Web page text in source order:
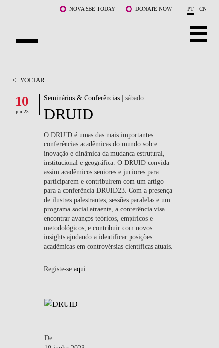
Saltar para o conteúdo principalNOVA SBE TODAY DONATE NOW PT CN
DOCENTES E INVESTIGAÇÃO
COMUNIDADE
LIFE AT NOVA SBE
WHAT'S HAPPENING
< VOLTAR
10
jun '23
Seminários & Conferências | sábado
DRUID
O DRUID é umas das mais importantes
conferências acadêmicas do mundo sobre
inovação e dinâmica da mudança estrutural,
institucional e geográfica. O DRUID convida
assim acadêmicos seniores e juniores para
participarem e contribuirem com um artigo
para a conferência DRUID23. Com a presença
de ilustres palestrantes, sessões paralelas e um
programa social atraente, a conferência visa
encontrar avanços teóricos, empíricos e
metodológicos, e contribuir com novos
insights ajudando a identificar posições
acadêmicas em controvérsias científicas atuais.
Registe-seaqui
De